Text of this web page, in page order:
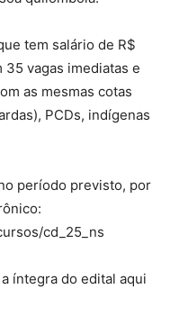
tem salário de R$
35 vagas imediatas e
as mesmas cotas
PCDs, indígenas
período previsto, por
cd_25_ns
íntegra do edital aqui